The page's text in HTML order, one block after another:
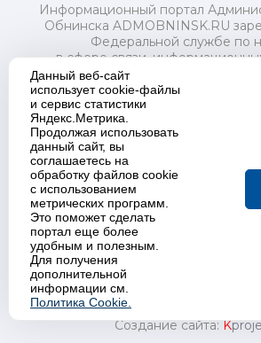
Информационный портал
Обнинска ADMOBNINSK.RU
Федеральной службе по
в сфере связи,
и массовых коммуникаций
2018 года.
Свидетельство о регистрации
Учредитель: Администрация
распорядительный орган)
Обнинск". Главный редактор:
Адрес электронной почты
Телефон Редакции: +7 (484)
Настоящий ресурс содержит
Политика в отношении обработки
Создание сайта:K
Данный веб-сайт
использует cookie-файлы
и сервис статистики
Яндекс.Метрика.
Продолжая использовать
данный сайт, вы
соглашаетесь на
обработку файлов cookie
с использованием
метрических программ.
Это поможет сделать
портал еще более
удобным и полезным.
Для получения
дополнительной
информации см.
Политика Cookie.